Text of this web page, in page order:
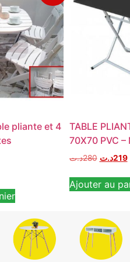
pliante et 4
TABLE
70X70 PVC –
280د.ت 219د.ت
Ajouter au